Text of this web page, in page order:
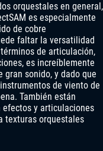
orquestales en general,
es especialmente
de cobre
faltar la versatilidad
de articulación,
es increíblemente
sonido, y dado que
de viento de
También están
efectos y articulaciones
texturas orquestales